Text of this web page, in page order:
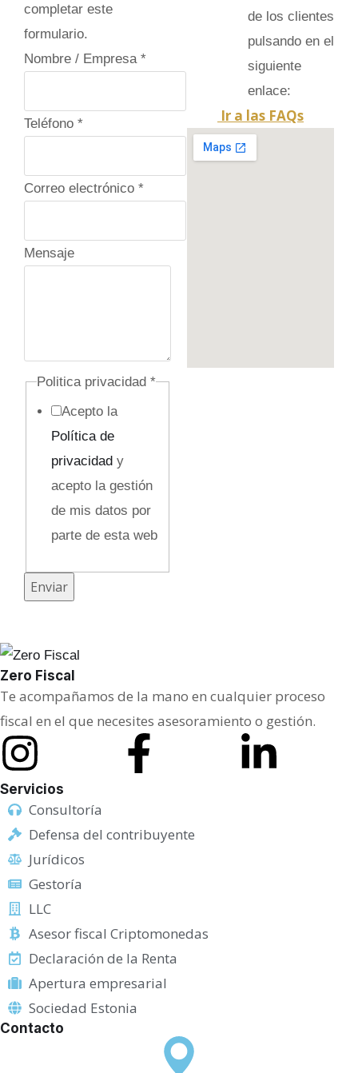
completar este
formulario.
Nombre / Empresa *
p
i
v
c
i
E
m
s
a
Teléfono *
Correo electrónico *
Mensaje
Politica privacidad *
Acepto la
Política de
privacidady
acepto la gestión
de mis datos por
parte de esta web
Enviar
de los clientes
pulsando en el
siguiente
enlace:
Ir a las FAQs
Zero Fiscal
Te acompañamos de la mano en cualquier proceso
fiscal en el que necesites asesoramiento o gestión.
Servicios
Consultoría
Defensa del contribuyente
Jurídicos
Gestoría
LLC
Asesor fiscal Criptomonedas
Declaración de la Renta
Apertura empresarial
Sociedad Estonia
Contacto